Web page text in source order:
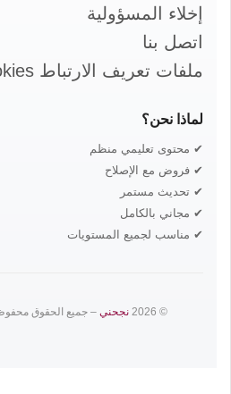
إخلاء المسؤولية
اتصل بنا
ملفات تعريف الارتباط Cookies
لماذا نحن؟
✔ محتوى تعليمي منظم
✔ فروض مع الإصلاح
✔ تحديث مستمر
✔ مجاني بالكامل
✔ مناسب لجميع المستويات
© 2026 نجحني – جميع الحقوق